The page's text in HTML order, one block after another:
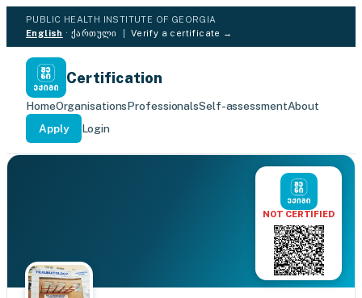
PUBLIC HEALTH INSTITUTE OF GEORGIA
English ·ქართული Verify a certificate →
Certification
HomeOrganisationsProfessionalsSelf-assessmentAbout
Apply
Login
NOT CERTIFIED